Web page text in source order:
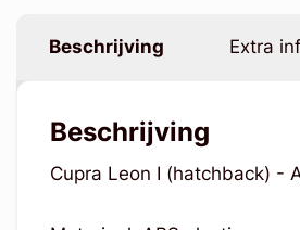
Beschrijving Extra
Beschrijving
Cupra Leon I (hatchback) -